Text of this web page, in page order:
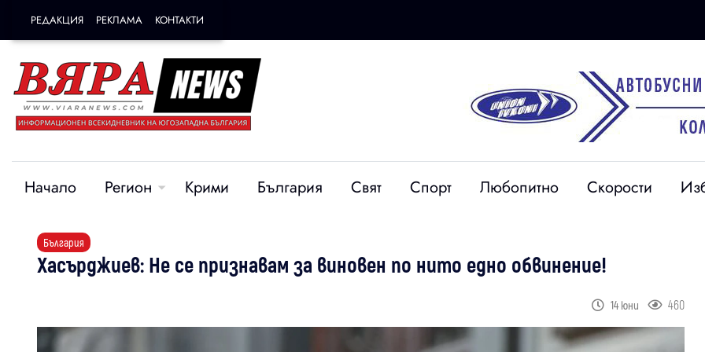
РЕДАКЦИЯ РЕКЛАМА КОНТАКТИ
Начало Регион Крими България Свят Спорт Любопитно Скорости
България
Хасърджиев: Не се признавам за виновен по нито едно обвинение!
14 юни 460